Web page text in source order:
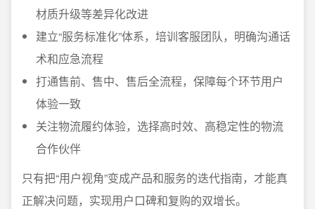
材质升级等差异化改进
建立“服务标准化”体系，培训客服团队，明确沟通话
术和应急流程
打通售前、售中、售后全流程，保障每个环节用户
体验一致
关注物流履约体验，选择高时效、高稳定性的物流
合作伙伴
只有把“用户视角”变成产品和服务的迭代指南，才能真
正解决问题，实现用户口碑和复购的双增长。